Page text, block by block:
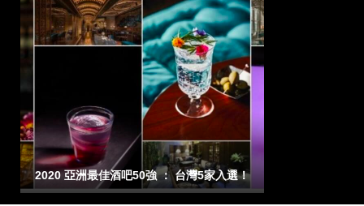
2020 亞洲最佳酒吧50強 ： 台灣5家入選！